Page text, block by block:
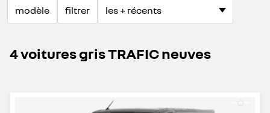
modèle filtrer
4 voitures gris TRAFIC neuves